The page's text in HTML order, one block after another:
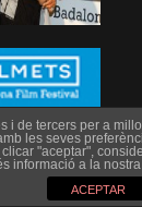
i de tercers per a
les seves
"aceptar",
informació a la nostra
ACEPTAR